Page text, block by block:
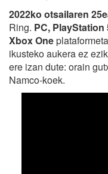
2022ko otsailaren
Ring. PC, PlayStation
Xbox One
ikusteko aukera ez
ere izan dute: orain
Namco-koek.